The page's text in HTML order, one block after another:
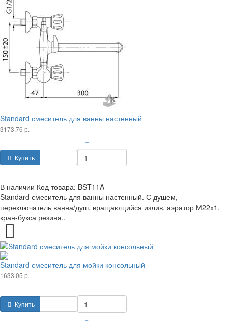
Standard смеситель для ванны настенный
3173.76 р.
Купить
–
+
В наличии Код товара: BST11A
Standard смеситель для ванны настенный. С душем,
переключатель ванна/душ, вращающийся излив, аэратор М22х1,
кран-букса резина..
Standard смеситель для мойки консольный
1633.05 р.
Купить
–
+